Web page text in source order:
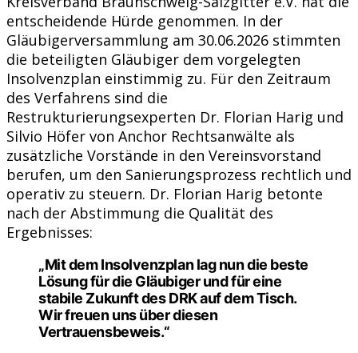
entscheidende Hürde genommen. In der
Gläubigerversammlung am 30.06.2026 stimmten
die beteiligten Gläubiger dem vorgelegten
Insolvenzplan einstimmig zu. Für den Zeitraum
des Verfahrens sind die
Restrukturierungsexperten Dr. Florian Harig und
Silvio Höfer von Anchor Rechtsanwälte als
zusätzliche Vorstände in den Vereinsvorstand
berufen, um den Sanierungsprozess rechtlich und
operativ zu steuern. Dr. Florian Harig betonte
nach der Abstimmung die Qualität des
Ergebnisses:
„Mit dem Insolvenzplan lag nun die beste
Lösung für die Gläubiger und für eine
stabile Zukunft des DRK auf dem Tisch.
Wir freuen uns über diesen
Vertrauensbeweis.“